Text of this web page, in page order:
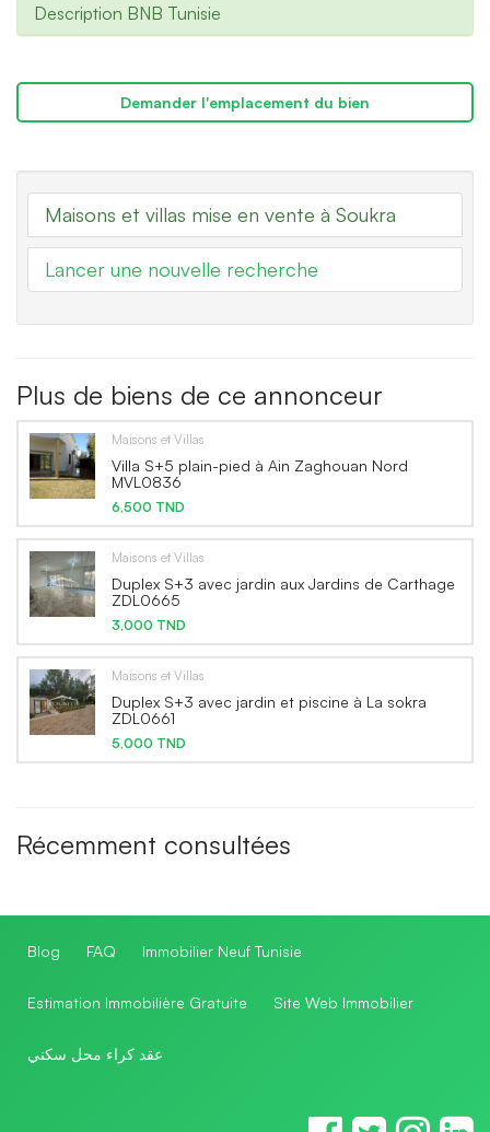
Description BNB Tunisie
Demander l'emplacement du bien
Maisons et villas mise en vente à Soukra
Lancer une nouvelle recherche
Plus de biens de ce annonceur
Maisons et Villas
Villa S+5 plain-pied à Ain Zaghouan Nord
MVL0836
6,500 TND
Maisons et Villas
Duplex S+3 avec jardin aux Jardins de Carthage
ZDL0665
3,000 TND
Maisons et Villas
Duplex S+3 avec jardin et piscine à La sokra
ZDL0661
5,000 TND
Récemment consultées
Blog FAQ Immobilier Neuf Tunisie
Estimation Immobilière Gratuite Site Web Immobilier
عقد كراء محل سكني